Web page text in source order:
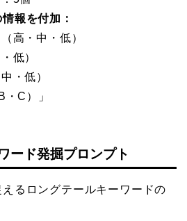
報を付加：
高・中・低）
低）
・低）
C）」
ード発掘プロンプト
るロングテールキーワードの